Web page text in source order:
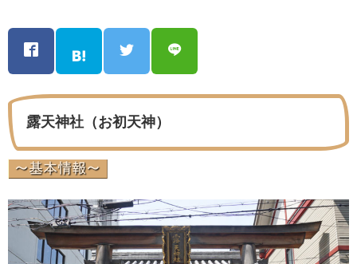
露天神社（お初天神）